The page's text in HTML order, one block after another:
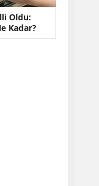
Oldu:
Kadar?